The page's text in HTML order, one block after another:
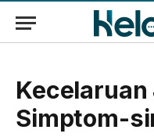
Simptom-